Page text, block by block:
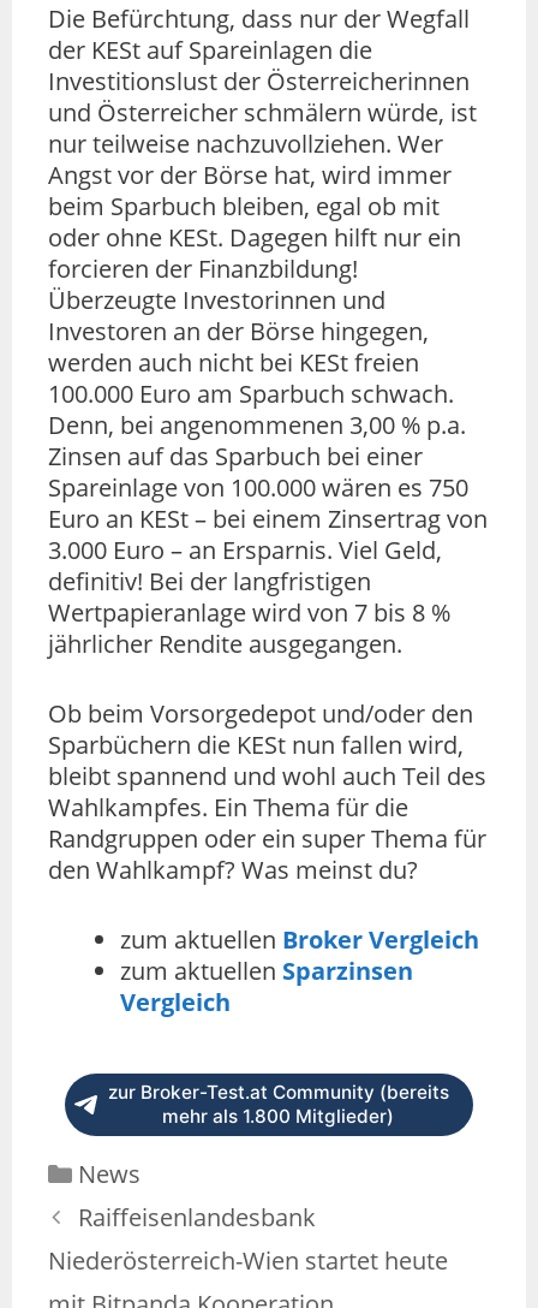
Die Befürchtung, dass nur der Wegfall
der KESt auf Spareinlagen die
Investitionslust der Österreicherinnen
und Österreicher schmälern würde, ist
nur teilweise nachzuvollziehen. Wer
Angst vor der Börse hat, wird immer
beim Sparbuch bleiben, egal ob mit
oder ohne KESt. Dagegen hilft nur ein
forcieren der Finanzbildung!
Überzeugte Investorinnen und
Investoren an der Börse hingegen,
werden auch nicht bei KESt freien
100.000 Euro am Sparbuch schwach.
Denn, bei angenommenen 3,00 % p.a.
Zinsen auf das Sparbuch bei einer
Spareinlage von 100.000 wären es 750
Euro an KESt – bei einem Zinsertrag von
3.000 Euro – an Ersparnis. Viel Geld,
definitiv! Bei der langfristigen
Wertpapieranlage wird von 7 bis 8 %
jährlicher Rendite ausgegangen.
Ob beim Vorsorgedepot und/oder den
Sparbüchern die KESt nun fallen wird,
bleibt spannend und wohl auch Teil des
Wahlkampfes. Ein Thema für die
Randgruppen oder ein super Thema für
den Wahlkampf? Was meinst du?
zum aktuellen Broker Vergleich
zum aktuellen Sparzinsen
Vergleich
zur Broker-Test.at Community (bereits
mehr als 1.800 Mitglieder)
News
Raiffeisenlandesbank
Niederösterreich-Wien startet heute